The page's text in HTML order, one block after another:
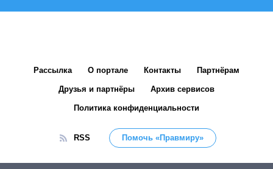
Рассылка О портале Контакты Партнёрам
Друзья и партнёры Архив сервисов
Политика конфиденциальности
RSS Помочь «Правмиру»